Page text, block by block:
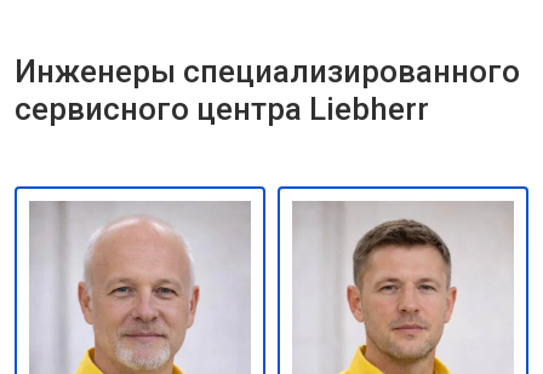
Инженеры специализированного
сервисного центра Liebherr